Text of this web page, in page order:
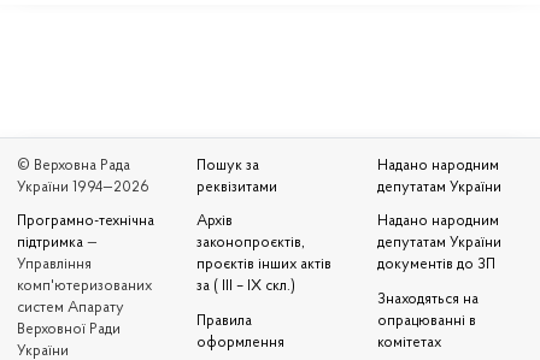
© Верховна Рада
України 1994—2026
Програмно-технічна
підтримка —
Управління
комп'ютеризованих
систем Апарату
Верховної Ради
України
Пошук за
реквізитами
Архів
законопроєктів,
проєктів інших актів
за ( III – IX скл.)
Правила
оформлення
Надано народним
депутатам України
Надано народним
депутатам України
документів до ЗП
Знаходяться на
опрацюванні в
комітетах